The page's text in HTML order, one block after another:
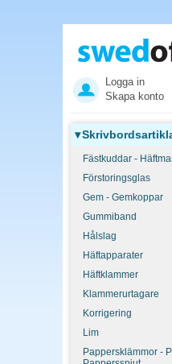
Logga in
Skapa konto
▾
Fästkuddar -
Förstoringsglas
Gem - Gemkoppar
Gummiband
Hålslag
Häftapparater
Häftklammer
Klammerurtagare
Korrigering
Lim
Pappersklämmor -